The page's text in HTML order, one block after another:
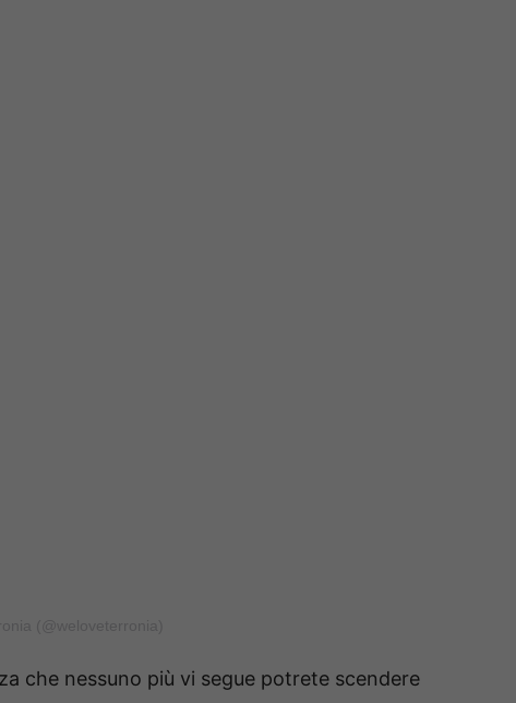
che nessuno più vi segue potrete scendere